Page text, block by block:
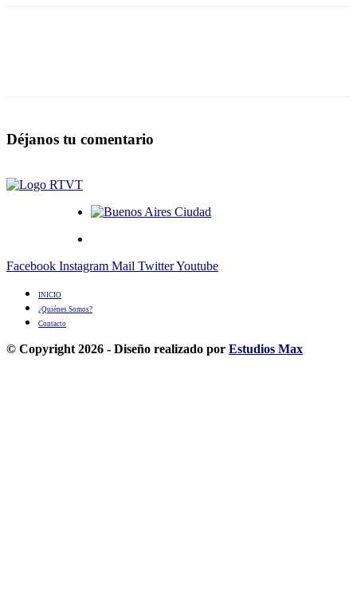
Déjanos tu comentario
Facebook Instagram Mail TwitterYoutube
INICIO
¿Quiénes Somos?
Contacto
© Copyright 2026 - Diseño realizado por Estudios Max